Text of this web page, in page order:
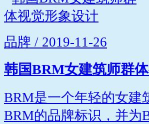
品牌 / 2019-11-26
韩国BRM女建筑师群
BRM是一个年轻的女建
BRM的品牌标识，并为